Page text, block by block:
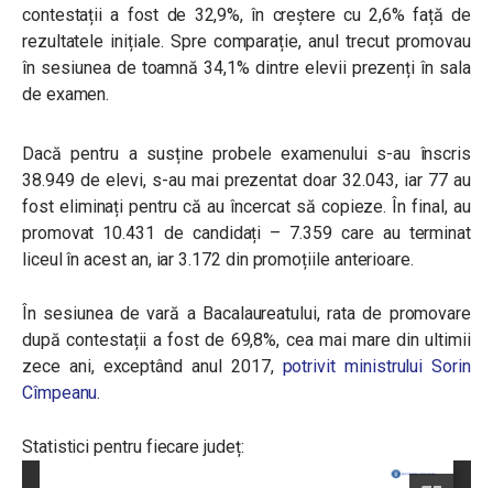
contestații a fost de 32,9%, în creștere cu 2,6% față de
rezultatele inițiale. Spre comparație, anul trecut promovau
în sesiunea de toamnă 34,1% dintre elevii prezenți în sala
de examen.
Dacă pentru a susține probele examenului s-au înscris
38.949 de elevi, s-au mai prezentat doar 32.043, iar 77 au
fost eliminați pentru că au încercat să copieze. În final, au
promovat 10.431 de candidați – 7.359 care au terminat
liceul în acest an, iar 3.172 din promoțiile anterioare.
În sesiunea de vară a Bacalaureatului, rata de promovare
după contestații a fost de 69,8%, cea mai mare din ultimii
zece ani, exceptând anul 2017, potrivit ministrului Sorin
Cîmpeanu.
Statistici pentru fiecare județ: